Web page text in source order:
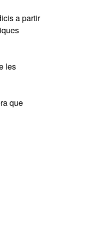
a partir
les
que